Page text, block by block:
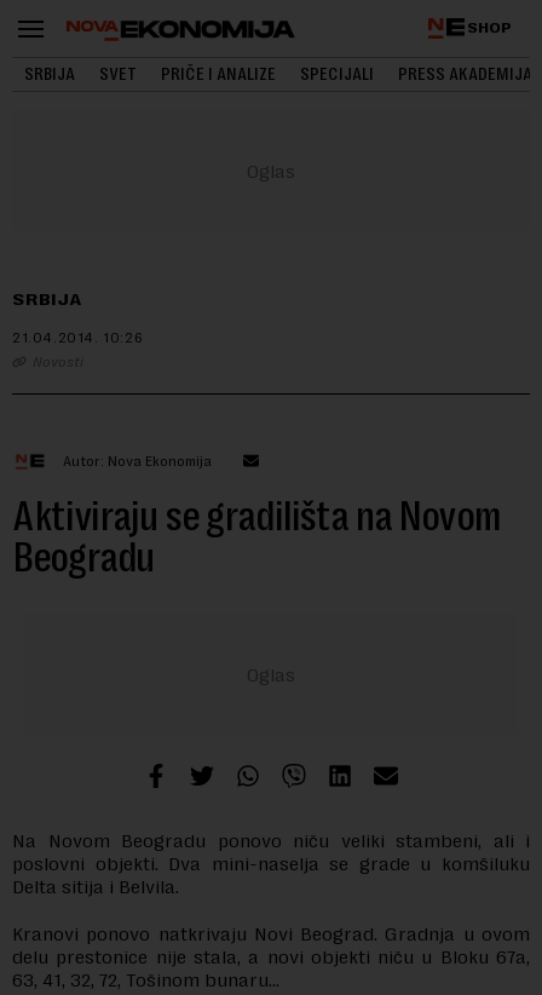
SHOP
SRBIJA SVET PRIČE I ANALIZE SPECIJALI PRESS AKADEMIJA
SRBIJA
21.04.2014. 10:26
Novosti
Autor: Nova Ekonomija
Aktiviraju se gradilišta na Novom
Beogradu
Na Novom Beogradu ponovo niču veliki stambeni, ali i
poslovni objekti. Dva mini-naselja se grade u komšiluku
Delta sitija i Belvila.
Kranovi ponovo natkrivaju Novi Beograd. Gradnja u ovom
delu prestonice nije stala, a novi objekti niču u Bloku 67a,
63, 41, 32, 72, Tošinom bunaru…